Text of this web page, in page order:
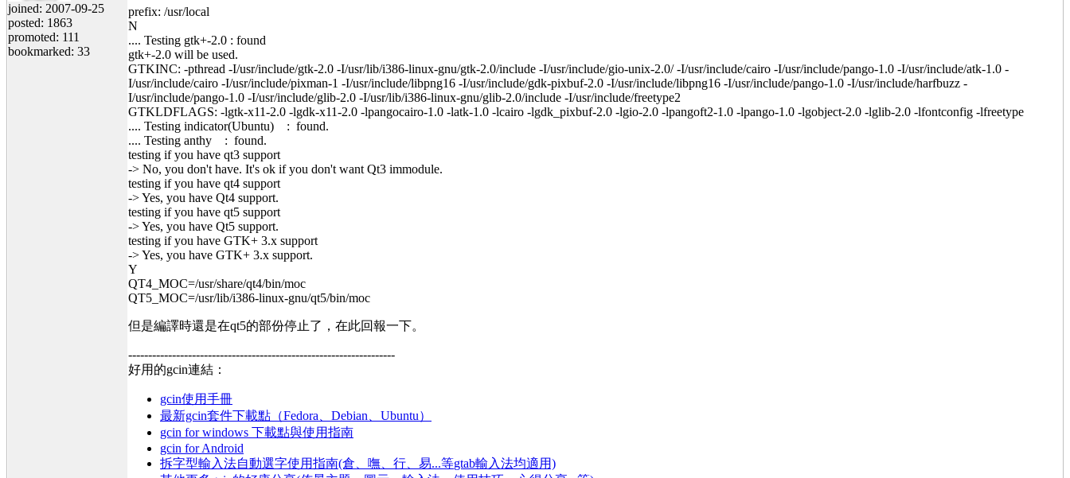
joined: 2007-09-25
posted: 1863
promoted: 111
bookmarked: 33
prefix: /usr/local
N
.... Testing gtk+-2.0 : found
gtk+-2.0 will be used.
GTKINC: -pthread -I/usr/include/gtk-2.0 -I/usr/lib/i386-linux-gnu/gtk-2.0/include -I/usr/include/gio-unix-2.0/ -I/usr/include/cairo -I/usr/include/pango-1.0 -I/usr/include/atk-1.0 -
I/usr/include/cairo -I/usr/include/pixman-1 -I/usr/include/libpng16 -I/usr/include/gdk-pixbuf-2.0 -I/usr/include/libpng16 -I/usr/include/pango-1.0 -I/usr/include/harfbuzz -
I/usr/include/pango-1.0 -I/usr/include/glib-2.0 -I/usr/lib/i386-linux-gnu/glib-2.0/include -I/usr/include/freetype2
GTKLDFLAGS: -lgtk-x11-2.0 -lgdk-x11-2.0 -lpangocairo-1.0 -latk-1.0 -lcairo -lgdk_pixbuf-2.0 -lgio-2.0 -lpangoft2-1.0 -lpango-1.0 -lgobject-2.0 -lglib-2.0 -lfontconfig -lfreetype
.... Testing indicator(Ubuntu) : found.
.... Testing anthy : found.
testing if you have qt3 support
-> No, you don't have. It's ok if you don't want Qt3 immodule.
testing if you have qt4 support
-> Yes, you have Qt4 support.
testing if you have qt5 support
-> Yes, you have Qt5 support.
testing if you have GTK+ 3.x support
-> Yes, you have GTK+ 3.x support.
Y
QT4_MOC=/usr/share/qt4/bin/moc
QT5_MOC=/usr/lib/i386-linux-gnu/qt5/bin/moc
但是編譯時還是在qt5的部份停止了，在此回報一下。
-------------------------------------------------------------------
好用的gcin連結：
gcin使用手冊
最新gcin套件下載點（Fedora、Debian、Ubuntu）
gcin for windows 下載點與使用指南
gcin for Android
拆字型輸入法自動選字使用指南(倉、嘸、行、易...等gtab輸入法均適用)